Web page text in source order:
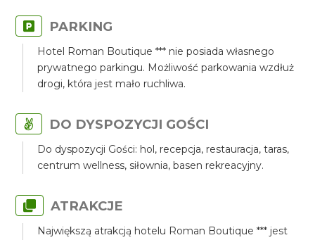
PARKING
Hotel Roman Boutique *** nie posiada własnego
prywatnego parkingu. Możliwość parkowania wzdłuż
drogi, która jest mało ruchliwa.
DO DYSPOZYCJI GOŚCI
Do dyspozycji Gości: hol, recepcja, restauracja, taras,
centrum wellness, siłownia, basen rekreacyjny.
ATRAKCJE
Największą atrakcją hotelu Roman Boutique *** jest